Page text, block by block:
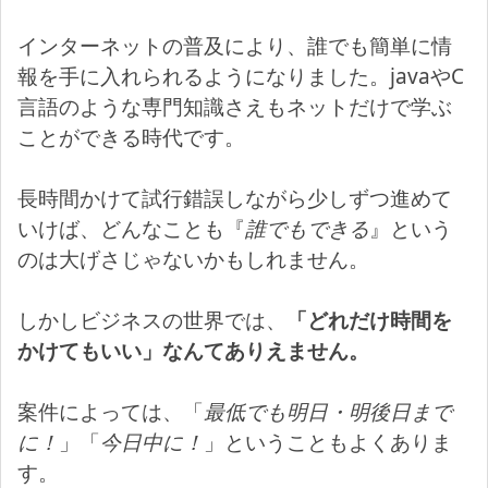
インターネットの普及により、誰でも簡単に情
報を手に入れられるようになりました。javaやC
言語のような専門知識さえもネットだけで学ぶ
ことができる時代です。
長時間かけて試行錯誤しながら少しずつ進めて
いけば、どんなことも『誰でもできる』という
のは大げさじゃないかもしれません。
しかしビジネスの世界では、
「どれだけ時間を
かけてもいい」なんてありえません。
案件によっては、「最低でも明日・明後日まで
に！ 」「今日中に！ 」ということもよくありま
す。